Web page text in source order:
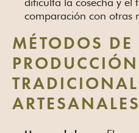
comparación con otras
MÉTODOS DE
PRODUCCIÓN
ARTESANALES